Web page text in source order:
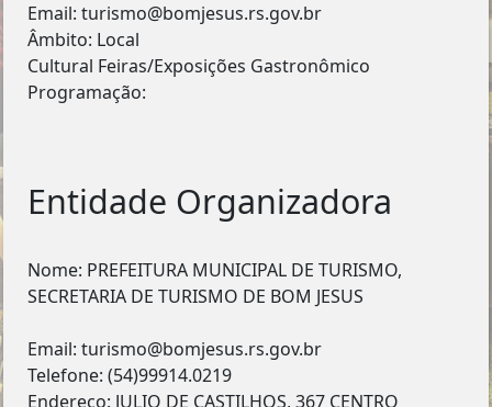
Email: turismo@bomjesus.rs.gov.br
Âmbito: Local
Cultural Feiras/Exposições Gastronômico
Programação:
Entidade Organizadora
Nome: PREFEITURA MUNICIPAL DE TURISMO,
SECRETARIA DE TURISMO DE BOM JESUS
Email: turismo@bomjesus.rs.gov.br
Telefone: (54)99914.0219
Endereço: JULIO DE CASTILHOS, 367 CENTRO